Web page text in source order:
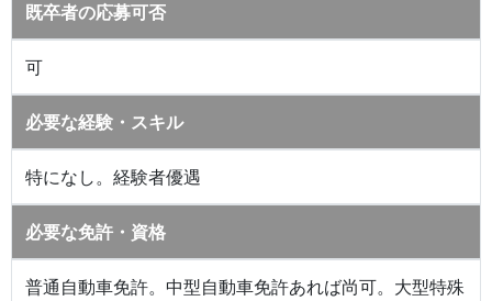
既卒者の応募可否
可
必要な経験・スキル
特になし。経験者優遇
必要な免許・資格
普通自動車免許。中型自動車免許あれば尚可。大型特殊